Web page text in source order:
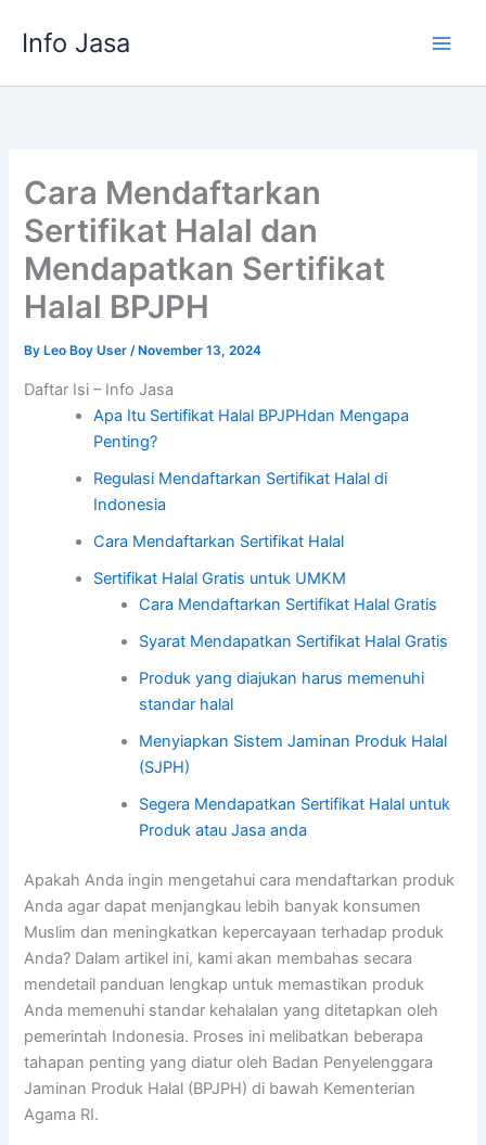
Info Jasa
Cara Mendaftarkan
Sertifikat Halal dan
Mendapatkan Sertifikat
Halal BPJPH
By Leo Boy User/ November 13, 2024
Daftar Isi – Info Jasa
Apa Itu Sertifikat Halal BPJPHdan Mengapa
Penting?
Regulasi Mendaftarkan Sertifikat Halal di
Indonesia
Cara Mendaftarkan Sertifikat Halal
Sertifikat Halal Gratis untuk UMKM
Cara Mendaftarkan Sertifikat Halal Gratis
Syarat Mendapatkan Sertifikat Halal Gratis
Produk yang diajukan harus memenuhi
standar halal
Menyiapkan Sistem Jaminan Produk Halal
(SJPH)
Segera Mendapatkan Sertifikat Halal untuk
Produk atau Jasa anda
Apakah Anda ingin mengetahui cara mendaftarkan produk
Anda agar dapat menjangkau lebih banyak konsumen
Muslim dan meningkatkan kepercayaan terhadap produk
Anda? Dalam artikel ini, kami akan membahas secara
mendetail panduan lengkap untuk memastikan produk
Anda memenuhi standar kehalalan yang ditetapkan oleh
pemerintah Indonesia. Proses ini melibatkan beberapa
tahapan penting yang diatur oleh Badan Penyelenggara
Jaminan Produk Halal (BPJPH) di bawah Kementerian
Agama RI.